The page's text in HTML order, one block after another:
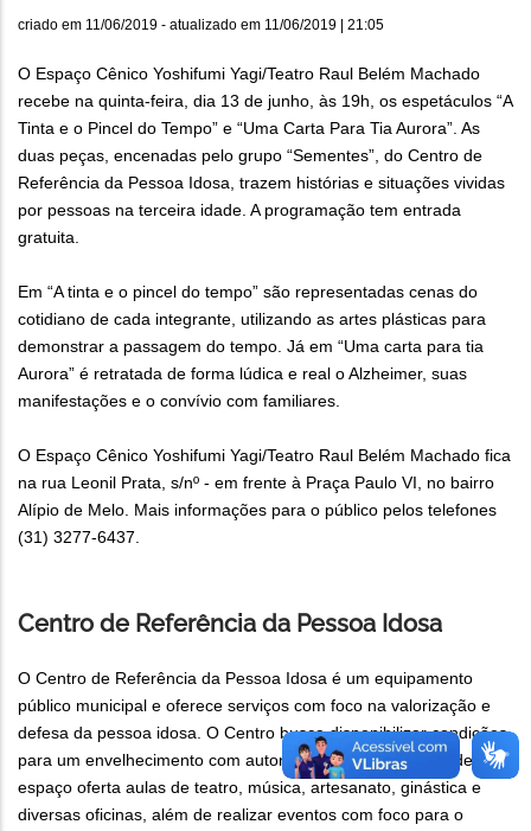
criado em 11/06/2019 - atualizado em 11/06/2019 | 21:05
O Espaço Cênico Yoshifumi Yagi/Teatro Raul Belém Machado
recebe na quinta-feira, dia 13 de junho, às 19h, os espetáculos “A
Tinta e o Pincel do Tempo” e “Uma Carta Para Tia Aurora”. As
duas peças, encenadas pelo grupo “Sementes”, do Centro de
Referência da Pessoa Idosa, trazem histórias e situações vividas
por pessoas na terceira idade. A programação tem entrada
gratuita.
Em “A tinta e o pincel do tempo” são representadas cenas do
cotidiano de cada integrante, utilizando as artes plásticas para
demonstrar a passagem do tempo. Já em “Uma carta para tia
Aurora” é retratada de forma lúdica e real o Alzheimer, suas
manifestações e o convívio com familiares.
O Espaço Cênico Yoshifumi Yagi/Teatro Raul Belém Machado fica
na rua Leonil Prata, s/nº - em frente à Praça Paulo VI, no bairro
Alípio de Melo. Mais informações para o público pelos telefones
(31) 3277-6437.
Centro de Referência da Pessoa Idosa
O Centro de Referência da Pessoa Idosa é um equipamento
público municipal e oferece serviços com foco na valorização e
defesa da pessoa idosa. O Centro busca disponibilizar condições
para um envelhecimento com autonomia, dignidade e saúde. O
espaço oferta aulas de teatro, música, artesanato, ginástica e
diversas oficinas, além de realizar eventos com foco para o